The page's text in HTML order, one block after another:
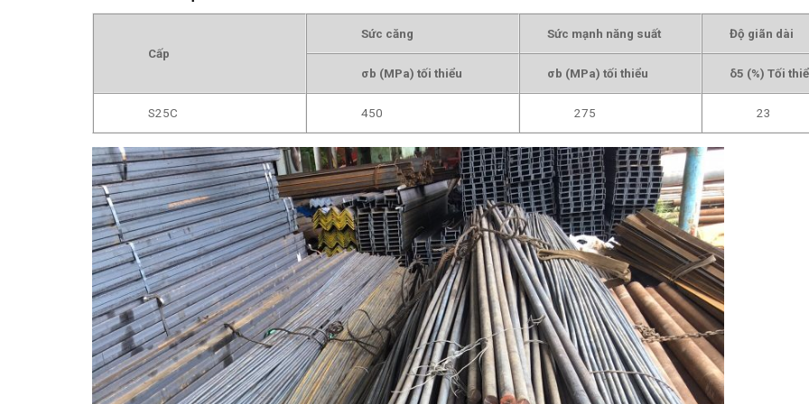
Cấp
Sức căng Sức mạnh năng suất Độ giãn dài
σb (MPa) tối thiểu σb (MPa) tối thiểu δ5 (%) Tối
S25C 450 275 23